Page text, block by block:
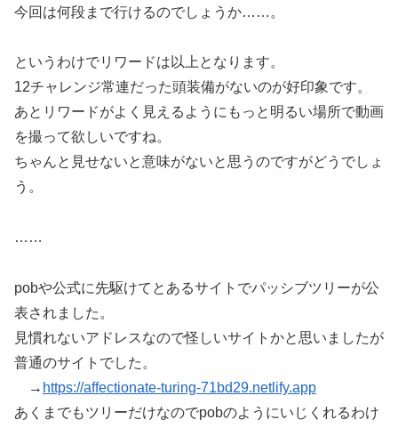
今回は何段まで行けるのでしょうか……。
というわけでリワードは以上となります。
12チャレンジ常連だった頭装備がないのが好印象です。
あとリワードがよく見えるようにもっと明るい場所で動画
を撮って欲しいですね。
ちゃんと見せないと意味がないと思うのですがどうでしょ
う。
……
pobや公式に先駆けてとあるサイトでパッシブツリーが公
表されました。
見慣れないアドレスなので怪しいサイトかと思いましたが
普通のサイトでした。
→ https://affectionate-turing-71bd29.netlify.app
あくまでもツリーだけなのでpobのようにいじくれるわけ